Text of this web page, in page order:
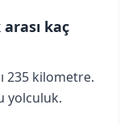
kaç
235 kilometre.
yolculuk.